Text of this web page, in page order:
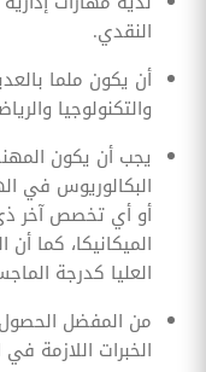
النقدي.
أن يكون ملما
والتكنولوجيا
يجب أن يكون
البكالوريوس في
أو أي تخصص آخر
الميكانيكا، كما
العليا كدرجة
من المفضل
الخبرات اللازمة